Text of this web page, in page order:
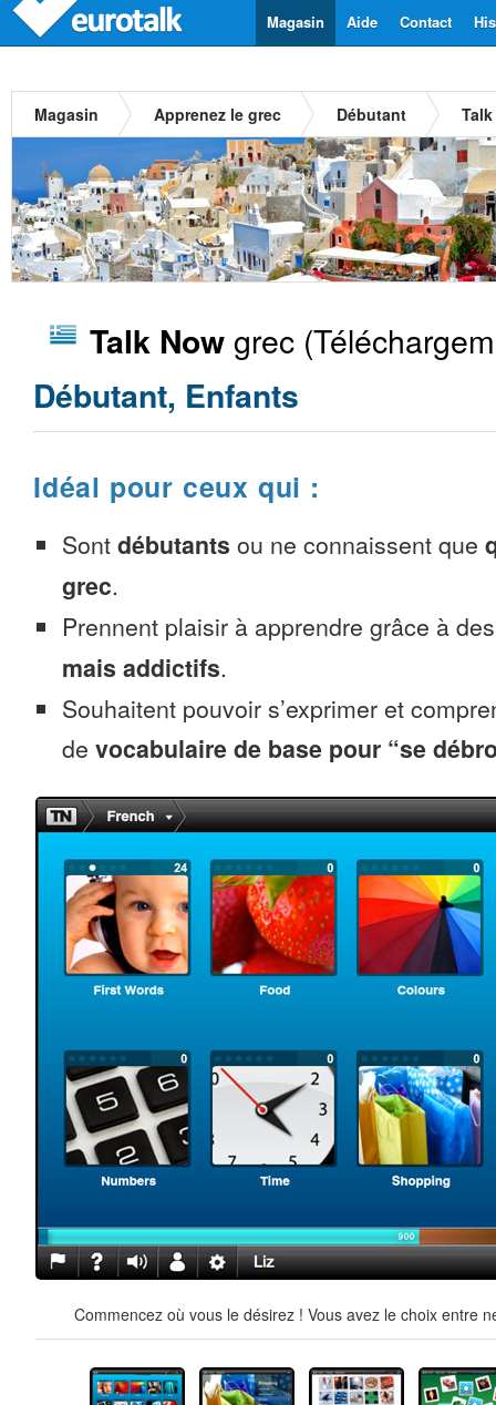
Contact
Aide
Magasin
Magasin Apprenez le grec Débutant
Talk Nowgrec
Débutant, Enfants
Idéal pour ceux qui :
Sont débutants ou ne connaissent que
grec.
Prennent plaisir à apprendre grâce à
mais addictifs.
Souhaitent pouvoir s’exprimer et
de vocabulaire de base pour “se
Commencez où vous le désirez ! Vous avez le choix entre